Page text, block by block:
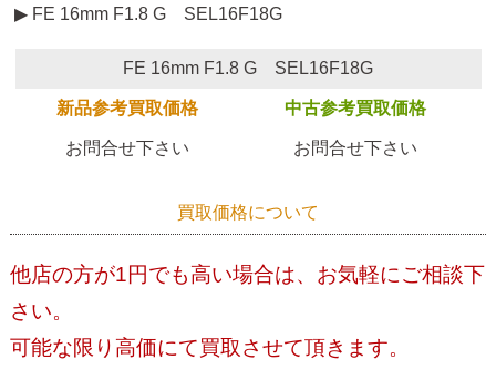
▶ FE 16mm F1.8 G SEL16F18G
FE 16mm F1.8 G SEL16F18G
新品参考買取価格 中古参考買取価格
お問合せ下さい お問合せ下さい
買取価格について
他店の方が1円でも高い場合は、お気軽にご相談下
さい。
可能な限り高価にて買取させて頂きます。